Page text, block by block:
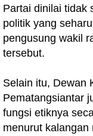
Partai dinilai tidak
politik yang
pengusung wakil
tersebut.
Selain itu, Dewan
Pematangsiantar
fungsi etiknya
menurut kalangan